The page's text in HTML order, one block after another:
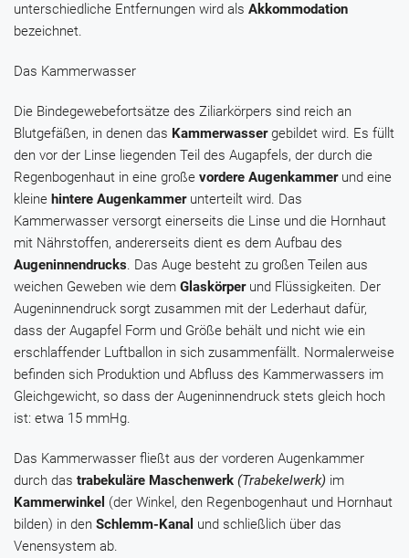
unterschiedliche Entfernungen wird als Akkommodation
bezeichnet.
Das Kammerwasser
Die Bindegewebefortsätze des Ziliarkörpers sind reich an
Blutgefäßen, in denen das Kammerwassergebildet wird. Es füllt
den vor der Linse liegenden Teil des Augapfels, der durch die
Regenbogenhaut in eine große vordere Augenkammerund eine
kleine hintere Augenkammerunterteilt wird. Das
Kammerwasser versorgt einerseits die Linse und die Hornhaut
mit Nährstoffen, andererseits dient es dem Aufbau des
Augeninnendrucks. Das Auge besteht zu großen Teilen aus
weichen Geweben wie dem Glaskörperund Flüssigkeiten. Der
Augeninnendruck sorgt zusammen mit der Lederhaut dafür,
dass der Augapfel Form und Größe behält und nicht wie ein
erschlaffender Luftballon in sich zusammenfällt. Normalerweise
befinden sich Produktion und Abfluss des Kammerwassers im
Gleichgewicht, so dass der Augeninnendruck stets gleich hoch
ist: etwa 15 mmHg.
Das Kammerwasser fließt aus der vorderen Augenkammer
durch das trabekuläre Maschenwerk (Trabekelwerk) im
Kammerwinkel (der Winkel, den Regenbogenhaut und Hornhaut
bilden) in den Schlemm-Kanal und schließlich über das
Venensystem ab.